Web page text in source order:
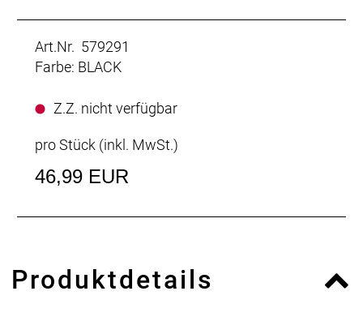
Art.Nr. 579291
Farbe: BLACK
Z.Z. nicht verfügbar
pro Stück (inkl. MwSt.)
46,99 EUR
Produktdetails